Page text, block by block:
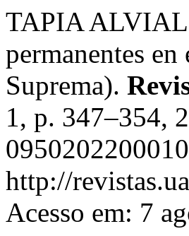
TAPIA
permanentes
Suprema).
1, p. 347–354,
http://
Acesso em: 7